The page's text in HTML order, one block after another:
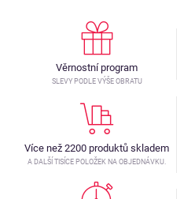
Věrnostní program
SLEVY PODLE VÝŠE OBRATU
Více než 2200 produktů skladem
A DALŠÍ TISÍCE POLOŽEK NA OBJEDNÁVKU.